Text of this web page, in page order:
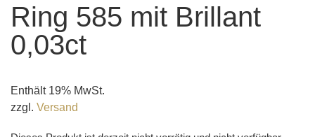
Ring 585 mit Brillant
0,03ct
Enthält 19% MwSt.
zzgl. Versand